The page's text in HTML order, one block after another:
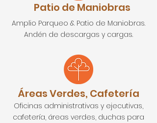
Patio de Maniobras
Amplio Parqueo & Patio de Maniobras.
Andén de descargas y cargas.
Áreas Verdes, Cafetería
Oficinas administrativas y ejecutivas,
cafetería, áreas verdes, duchas para